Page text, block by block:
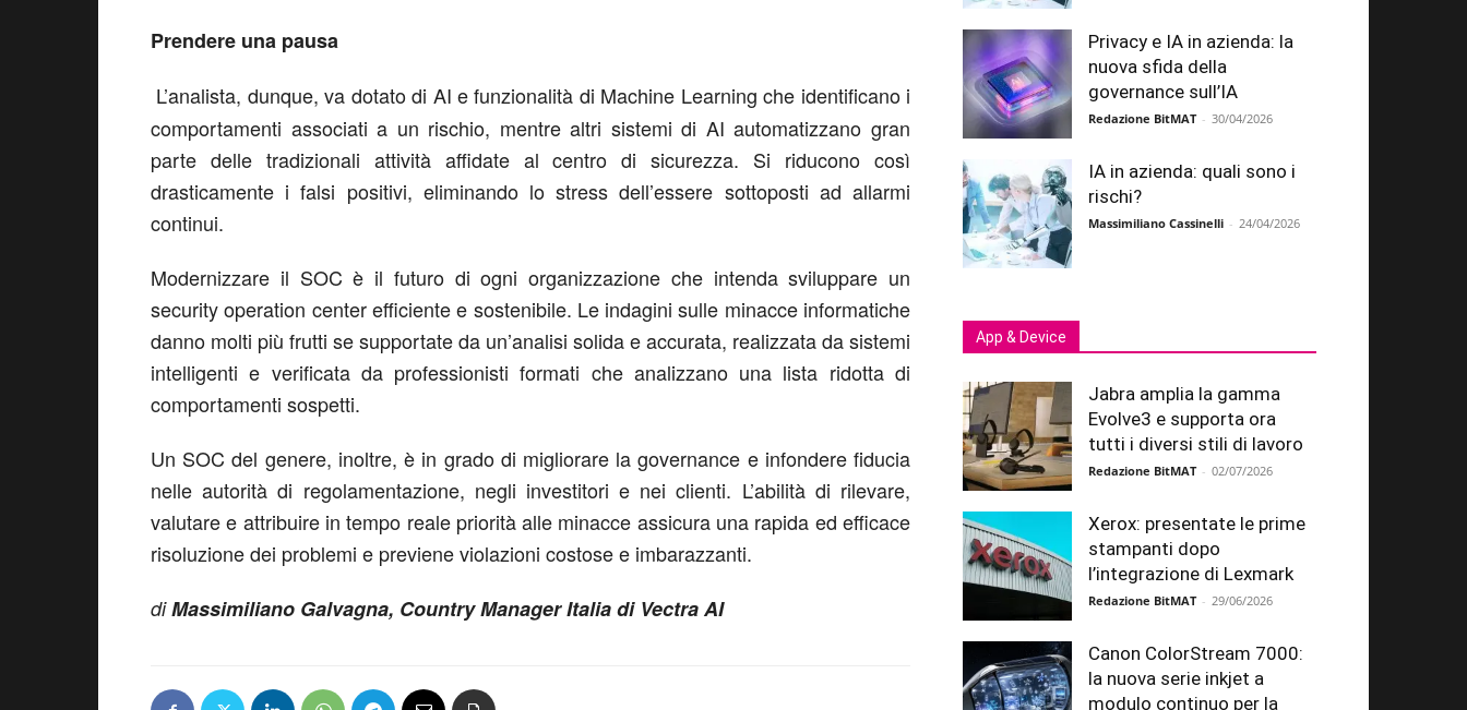
Prendere una pausa
L’analista, dunque, va dotato di AI e funzionalità di Machine Learning che identificano i
comportamenti associati a un rischio, mentre altri sistemi di AI automatizzano gran
parte delle tradizionali attività affidate al centro di sicurezza. Si riducono così
drasticamente i falsi positivi, eliminando lo stress dell’essere sottoposti ad allarmi
continui.
Modernizzare il SOC è il futuro di ogni organizzazione che intenda sviluppare un
security operation center efficiente e sostenibile. Le indagini sulle minacce informatiche
danno molti più frutti se supportate da un’analisi solida e accurata, realizzata da sistemi
intelligenti e verificata da professionisti formati che analizzano una lista ridotta di
comportamenti sospetti.
Un SOC del genere, inoltre, è in grado di migliorare la governance e infondere fiducia
nelle autorità di regolamentazione, negli investitori e nei clienti. L’abilità di rilevare,
valutare e attribuire in tempo reale priorità alle minacce assicura una rapida ed efficace
risoluzione dei problemi e previene violazioni costose e imbarazzanti.
diMassimiliano Galvagna, Country Manager Italia di Vectra AI
Privacy e IA in azienda: la
nuova sfida della
governance sull’IA
Redazione BitMAT - 30/04/2026
IA in azienda: quali sono i
rischi?
Massimiliano Cassinelli - 24/04/2026
App & Device
Jabra amplia la gamma
Evolve3 e supporta ora
tutti i diversi stili di lavoro
Redazione BitMAT - 02/07/2026
Xerox: presentate le prime
stampanti dopo
l’integrazione di Lexmark
Redazione BitMAT - 29/06/2026
Canon ColorStream 7000:
la nuova serie inkjet a
modulo continuo per la